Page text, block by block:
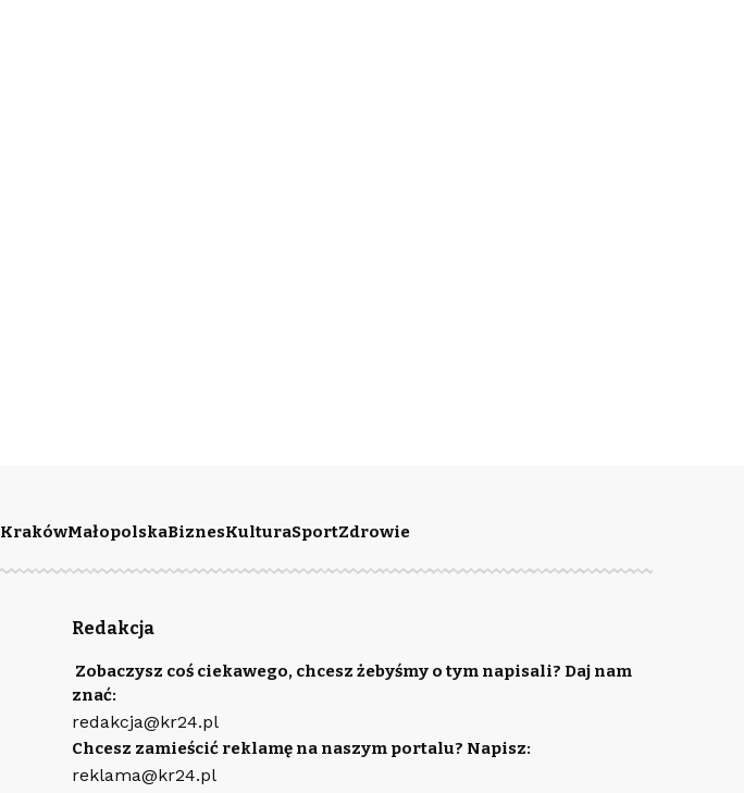
KrakówMałopolskaBiznesKulturaSportZdrowie
Redakcja
Zobaczysz coś ciekawego, chcesz żebyśmy o tym napisali? Daj nam
znać:
redakcja@kr24.pl
Chcesz zamieścić reklamę na naszym portalu? Napisz:
reklama@kr24.pl